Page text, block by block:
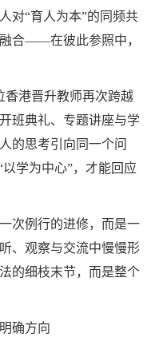
对“育人为本”的同频共
合——在彼此参照中，
香港晋升教师再次跨越
班典礼、专题讲座与学
的思考引向同一个问
学为中心”，才能回应
次例行的进修，而是一
、观察与交流中慢慢形
的细枝末节，而是整个
确方向